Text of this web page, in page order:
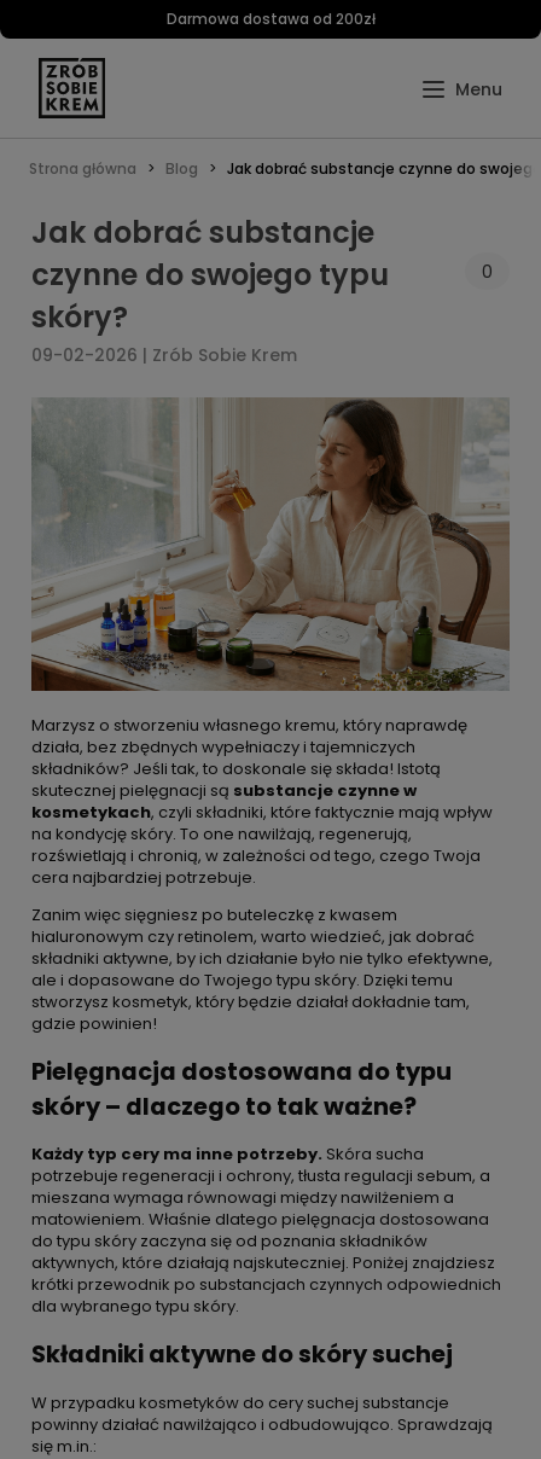
Darmowa dostawa od 200zł
Strona główna Blog Jak dobrać substancje czynne do
Jak dobrać substancje
czynne do swojego typu
skóry?
0
09-02-2026 | Zrób Sobie Krem
Marzysz o stworzeniu własnego kremu, który naprawdę
działa, bez zbędnych wypełniaczy i tajemniczych
składników? Jeśli tak, to doskonale się składa! Istotą
skutecznej pielęgnacji są substancje czynne w
kosmetykach, czyli składniki, które faktycznie mają wpływ
na kondycję skóry. To one nawilżają, regenerują,
rozświetlają i chronią, w zależności od tego, czego Twoja
cera najbardziej potrzebuje.
Zanim więc sięgniesz po buteleczkę z kwasem
hialuronowym czy retinolem, warto wiedzieć, jak dobrać
składniki aktywne, by ich działanie było nie tylko efektywne,
ale i dopasowane do Twojego typu skóry. Dzięki temu
stworzysz kosmetyk, który będzie działał dokładnie tam,
gdzie powinien!
Pielęgnacja dostosowana do typu
skóry – dlaczego to tak ważne?
Każdy typ cery ma inne potrzeby. Skóra sucha
potrzebuje regeneracji i ochrony, tłusta regulacji sebum, a
mieszana wymaga równowagi między nawilżeniem a
matowieniem. Właśnie dlatego pielęgnacja dostosowana
do typu skóry zaczyna się od poznania składników
aktywnych, które działają najskuteczniej. Poniżej znajdziesz
krótki przewodnik po substancjach czynnych odpowiednich
dla wybranego typu skóry.
Składniki aktywne do skóry suchej
W przypadku kosmetyków do cery suchej substancje
powinny działać nawilżająco i odbudowująco. Sprawdzają
się m.in.: